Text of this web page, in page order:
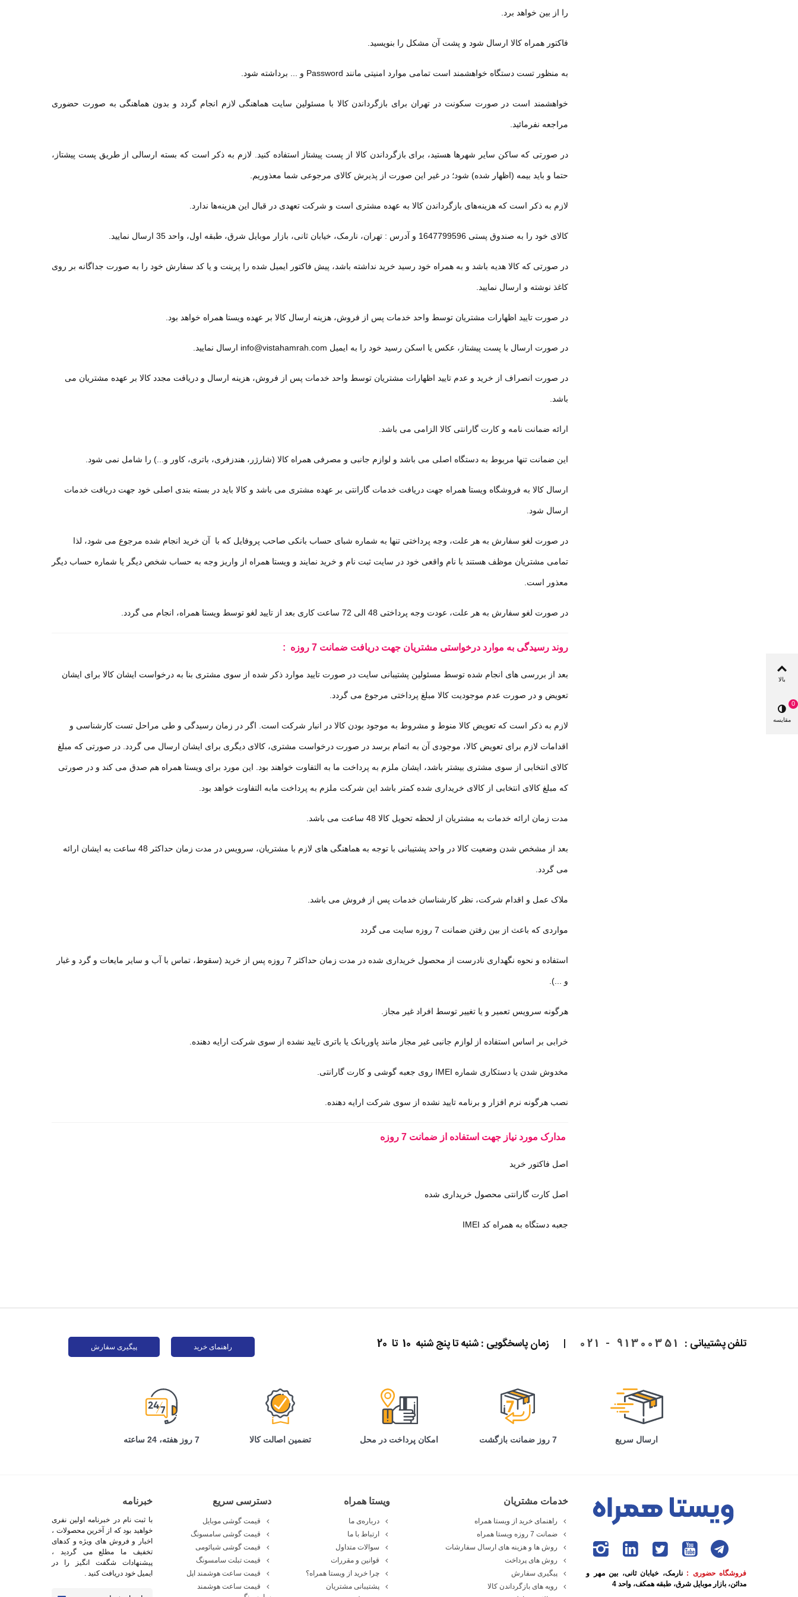
را از بین خواهد برد
فاکتور همراه کالا ارسال شود و پشت آن مشکل را بنویسید
به منظور تست دستگاه خواهشمند است تمامی موارد امنیتی مانند Password و ... برداشته شود.
خواهشمند است در صورت سکونت در تهران برای بازگرداندن کالا با مسئولین سایت هماهنگی لازم انجام گردد و بدون هماهنگی به صورت حضوری
مراجعه نفرمائید.
در صورتی که ساکن سایر شهرها هستید، برای بازگرداندن کالا از پست پیشتاز استفاده کنید. لازم به ذکر است که بسته ارسالی از طریق پست پیشتاز،
حتما و باید بیمه (اظهار شده) شود؛ در غیر این صورت از پذیرش کالای مرجوعی شما معذوریم.
لازم به ذکر است که هزینه‌های بازگرداندن کالا به عهده مشتری است و شرکت تعهدی در قبال این هزینه‌ها ندارد
کالای خود را به صندوق پستی 1647799596 و آدرس : تهران، نارمک، خیابان ثانی، بازار موبایل شرق، طبقه اول، واحد 35 ارسال نمایید.
در صورتی که کالا هدیه باشد و به همراه خود رسید خرید نداشته باشد، پیش فاکتور ایمیل شده را پرینت و یا کد سفارش خود را به صورت جداگانه بر روی
کاغذ نوشته و ارسال نمایید.
در صورت تایید اظهارات مشتریان توسط واحد خدمات پس از فروش، هزینه ارسال کالا بر عهده ویستا همراه خواهد بود
در صورت ارسال با پست پیشتاز، عکس یا اسکن رسید خود را به ایمیل ارسال نمایید
در صورت انصراف از خرید و عدم تایید اظهارات مشتریان توسط واحد خدمات پس از فروش، هزینه ارسال و دریافت مجدد کالا بر عهده مشتریان می
باشد
ارائه ضمانت نامه و کارت گارانتی کالا الزامی می باشد
این ضمانت تنها مربوط به دستگاه اصلی می باشد و لوازم جانبی و مصرفی همراه کالا (شارژر، هندزفری، باتری، کاور و...) را شامل نمی شود
ارسال کالا به فروشگاه ویستا همراه جهت دریافت خدمات گارانتی بر عهده مشتری می باشد و کالا باید در بسته بندی اصلی خود جهت دریافت خدمات
ارسال شود
در صورت لغو سفارش به هر علت، وجه پرداختی تنها به شماره شبای حساب بانکی صاحب پروفایل که با آن خرید انجام شده مرجوع می شود، لذا
تمامی مشتریان موظف هستند با نام واقعی خود در سایت ثبت نام و خرید نمایند و ویستا همراه از واریز وجه به حساب شخص دیگر یا شماره حساب دیگر
معذور است
در صورت لغو سفارش به هر علت، عودت وجه پرداختی 48 الی 72 ساعت کاری بعد از تایید لغو توسط ویستا همراه، انجام می گردد.
روند رسیدگی به موارد درخواستی مشتریان جهت دریافت ضمانت 7 روزه :
بعد از بررسی های انجام شده توسط مسئولین پشتیبانی سایت در صورت تایید موارد ذکر شده از سوی مشتری بنا به درخواست ایشان کالا برای ایشان
تعویض و در صورت عدم موجودیت کالا مبلغ پرداختی مرجوع می گردد
لازم به ذکر است که تعویض کالا منوط و مشروط به موجود بودن کالا در انبار شرکت است. اگر در زمان رسیدگی و طی مراحل تست کارشناسی و
اقدامات لازم برای تعویض کالا، موجودی آن به اتمام برسد در صورت درخواست مشتری، کالای دیگری برای ایشان ارسال می گردد. در صورتی که مبلغ
کالای انتخابی از سوی مشتری بیشتر باشد، ایشان ملزم به پرداخت ما به التفاوت خواهند بود. این مورد برای ویستا همراه هم صدق می کند و در صورتی
که مبلغ کالای انتخابی از کالای خریداری شده کمتر باشد این شرکت ملزم به پرداخت مابه التفاوت خواهد بود
مدت زمان ارائه خدمات به مشتریان از لحظه تحویل کالا 48 ساعت می باشد
بعد از مشخص شدن وضعیت کالا در واحد پشتیبانی با توجه به هماهنگی های لازم با مشتریان، سرویس در مدت زمان حداکثر 48 ساعت به ایشان ارائه
می گردد
ملاک عمل و اقدام شرکت، نظر کارشناسان خدمات پس از فروش می باشد.
مواردی که باعث از بین رفتن ضمانت 7 روزه سایت می گردد
استفاده و نحوه نگهداری نادرست از محصول خریداری شده در مدت زمان حداکثر 7 روزه پس از خرید (سقوط، تماس با آب و سایر مایعات و گرد و غبار
و ...)
هرگونه سرویس تعمیر و یا تغییر توسط افراد غیر مجاز
خرابی بر اساس استفاده از لوازم جانبی غیر مجاز مانند پاوربانک یا باتری تایید نشده از سوی شرکت ارایه دهنده
مخدوش شدن یا دستکاری شماره روی جعبه گوشی و کارت گارانتی
نصب هرگونه نرم افزار و برنامه تایید نشده از سوی شرکت ارایه دهنده.
مدارک مورد نیاز جهت استفاده از ضمانت 7 روزه
اصل فاکتور خرید
اصل کارت گارانتی محصول خریداری شده
جعبه دستگاه به همراه کد IMEI
تلفن پشتیبانی : 91300351 - 021
| زمان پاسخگویی : شنبه تا پنج شنبه 10 تا 20 راهنمای خرید پیگیری سفارش
ارسال سریع 7 روز ضمانت بازگشت امکان پرداخت در محل تضمین اصالت کالا 7 روز هفته، 24 ساعته
فروشگاه حضوری : نارمک، خیابان ثانی، بین مهر و
مدائن، بازار موبایل شرق، طبقه همکف، واحد 4
خدمات مشتریان
راهنمای خرید از ویستا همراه
ضمانت 7 روزه ویستا همراه
روش ها و هزینه های ارسال سفارشات
روش های پرداخت
پیگیری سفارش
رویه های بازگرداندن کالا
ویستا همراه
درباره‌ی ما
ارتباط با ما
سوالات متداول
قوانین و مقررات
چرا خرید از ویستا همراه؟
پشتیبانی مشتریان
دسترسی سریع
قیمت گوشی موبایل
قیمت گوشی سامسونگ
قیمت گوشی شیائومی
قیمت تبلت سامسونگ
قیمت ساعت هوشمند اپل
قیمت ساعت هوشمند
خبرنامه
با ثبت نام در خبرنامه اولین نفری
خواهید بود که از آخرین محصولات ،
اخبار و فروش های ویژه و کدهای
تخفیف ما مطلع می گردید ،
پیشنهادات شگفت انگیز را در
ایمیل خود دریافت کنید .
بالا
مقایسه
0